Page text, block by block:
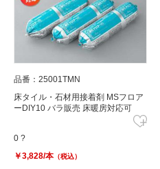
品番：25001TMN
床タイル・石材用接着剤 MSフロア
ーDIY10 バラ販売 床暖房対応可
0 ?
￥3,828/本 （税込）